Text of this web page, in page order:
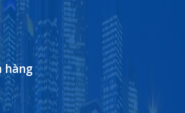
hàng